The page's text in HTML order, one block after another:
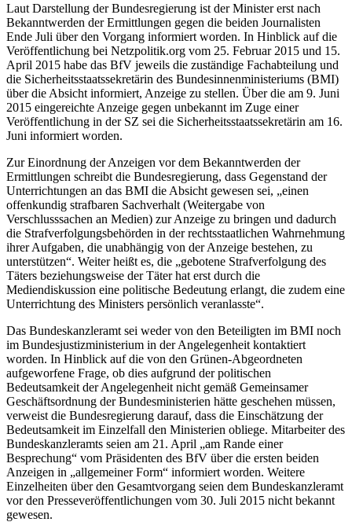
Laut Darstellung der Bundesregierung ist der Minister erst nach
Bekanntwerden der Ermittlungen gegen die beiden Journalisten
Ende Juli über den Vorgang informiert worden. In Hinblick auf die
Veröffentlichung bei Netzpolitik.org vom 25. Februar 2015 und 15.
April 2015 habe das BfV jeweils die zuständige Fachabteilung und
die Sicherheitsstaatssekretärin des Bundesinnenministeriums (BMI)
über die Absicht informiert, Anzeige zu stellen. Über die am 9. Juni
2015 eingereichte Anzeige gegen unbekannt im Zuge einer
Veröffentlichung in der SZ sei die Sicherheitsstaatssekretärin am 16.
Juni informiert worden.
Zur Einordnung der Anzeigen vor dem Bekanntwerden der
Ermittlungen schreibt die Bundesregierung, dass Gegenstand der
Unterrichtungen an das BMI die Absicht gewesen sei, „einen
offenkundig strafbaren Sachverhalt (Weitergabe von
Verschlusssachen an Medien) zur Anzeige zu bringen und dadurch
die Strafverfolgungsbehörden in der rechtsstaatlichen Wahrnehmung
ihrer Aufgaben, die unabhängig von der Anzeige bestehen, zu
unterstützen“. Weiter heißt es, die „gebotene Strafverfolgung des
Täters beziehungsweise der Täter hat erst durch die
Mediendiskussion eine politische Bedeutung erlangt, die zudem eine
Unterrichtung des Ministers persönlich veranlasste“.
Das Bundeskanzleramt sei weder von den Beteiligten im BMI noch
im Bundesjustizministerium in der Angelegenheit kontaktiert
worden. In Hinblick auf die von den Grünen-Abgeordneten
aufgeworfene Frage, ob dies aufgrund der politischen
Bedeutsamkeit der Angelegenheit nicht gemäß Gemeinsamer
Geschäftsordnung der Bundesministerien hätte geschehen müssen,
verweist die Bundesregierung darauf, dass die Einschätzung der
Bedeutsamkeit im Einzelfall den Ministerien obliege. Mitarbeiter des
Bundeskanzleramts seien am 21. April „am Rande einer
Besprechung“ vom Präsidenten des BfV über die ersten beiden
Anzeigen in „allgemeiner Form“ informiert worden. Weitere
Einzelheiten über den Gesamtvorgang seien dem Bundeskanzleramt
vor den Presseveröffentlichungen vom 30. Juli 2015 nicht bekannt
gewesen.